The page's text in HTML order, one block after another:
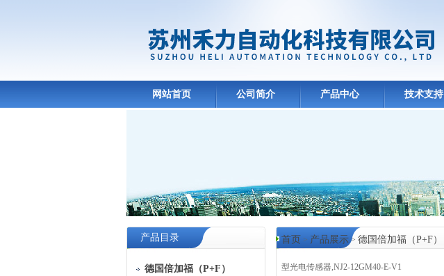
网站首页 公司简介 产品中心 技术支持
产品目录
德国倍加福（P+F）
首页 > 产品展示> 德国倍加福（P+F）
型光电传感器,NJ2-12GM40-E-V1